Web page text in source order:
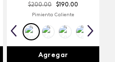
$200.00 $190.00
Pimienta Caliente
Agregar